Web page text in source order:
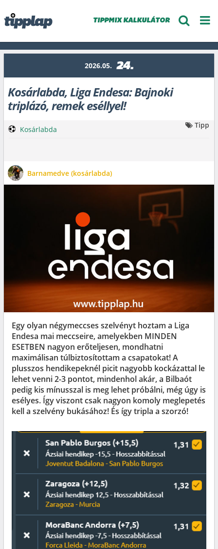
TIPPMIX KALKULÁTOR
2026.05. 24.
Kosárlabda, Liga Endesa: Bajnoki
triplázó, remek eséllyel!
Barnamedve (kosárlabda)
Kosárlabda Tipp
Egy olyan négymeccses szelvényt hoztam a Liga
Endesa mai meccseire, amelyekben MINDEN
ESETBEN nagyon erőteljesen, mondhatni
maximálisan túlbiztosítottam a csapatokat! A
plusszos hendikepeknél picit nagyobb kockázattal le
lehet venni 2-3 pontot, mindenhol akár, a Bilbaót
pedig kis mínusszal is meg lehet próbálni, még úgy is
esélyes. Így viszont csak nagyon komoly meglepetés
kell a szelvény bukásához! És így tripla a szorzó!